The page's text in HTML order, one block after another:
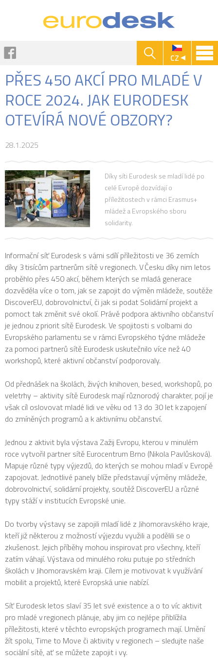
CZ
PŘES 450 AKCÍ PRO MLADÉ V
ROCE 2024. JAK EURODESK
OTEVÍRÁ NOVÉ OBZORY?
28.1.2025
Díky síti Eurodesk se mladí lidé po
celé Evropě dozvídají o
příležitostech v rámci Erasmus+
mládež a Evropského sboru
solidarity.
Informační síť Eurodesk s vámi sdílí příležitosti ve 36 zemích
díky 3 tisícům partnerům sítě v regionech. V Česku díky nim letos
proběhlo přes 450 akcí, během kterých se mladá generace
dozvěděla více o tom, jak se zapojit do výměn mládeže, soutěže
DiscoverEU, dobrovolnictví, či jak si podat Solidární projekt a
pomoct tak změnit své okolí. Právě podpora aktivního občanství
je jednou z priorit sítě Eurodesk. Ve spojitosti s volbami do
Evropského parlamentu se v rámci Evropského týdne mládeže
za pomoci partnerů sítě Eurodesk uskutečnilo více než 40
workshopů, které aktivní občanství podporovaly.
Od přednášek na školách, živých knihoven, besed, workshopů, po
veletrhy – aktivity sítě Eurodesk mají různorodý charakter, pojí je
však cíl oslovovat mladé lidi ve věku od 13 do 30 let k zapojení
do zmíněných programů a k aktivnímu občanství.
Jednou z aktivit byla výstava Zažij Evropu, kterou v minulém
roce vytvořil partner sítě Eurocentrum Brno (Nikola Pavlůsková).
Mapuje různé typy výjezdů, do kterých se mohou mladí v Evropě
zapojovat. Jednotlivé panely blíže představují výměny mládeže,
dobrovolnictví, solidární projekty, soutěž DiscoverEU a různé
typy stáží v institucích Evropské unie.
Do tvorby výstavy se zapojili mladí lidé z Jihomoravského kraje,
kteří již některou z možností výjezdu využili a podělili se o
zkušenost. Jejich příběhy mohou inspirovat pro všechny, kteří
zatím váhají. Výstava od minulého roku putuje po středních
školách v Jihomoravském kraji. Cílem je motivovat k využívání
mobilit a projektů, které Evropská unie nabízí.
Síť Eurodesk letos slaví 35 let své existence a o to víc aktivit
pro mladé v regionech plánuje, aby jim co nejlépe přiblížila
příležitosti, které v těchto evropských programech mají. Umění
žít spolu, Time to Move či aktivity v regionech – sledujte naše
sociální sítě, ať se můžete zapojit i vy.